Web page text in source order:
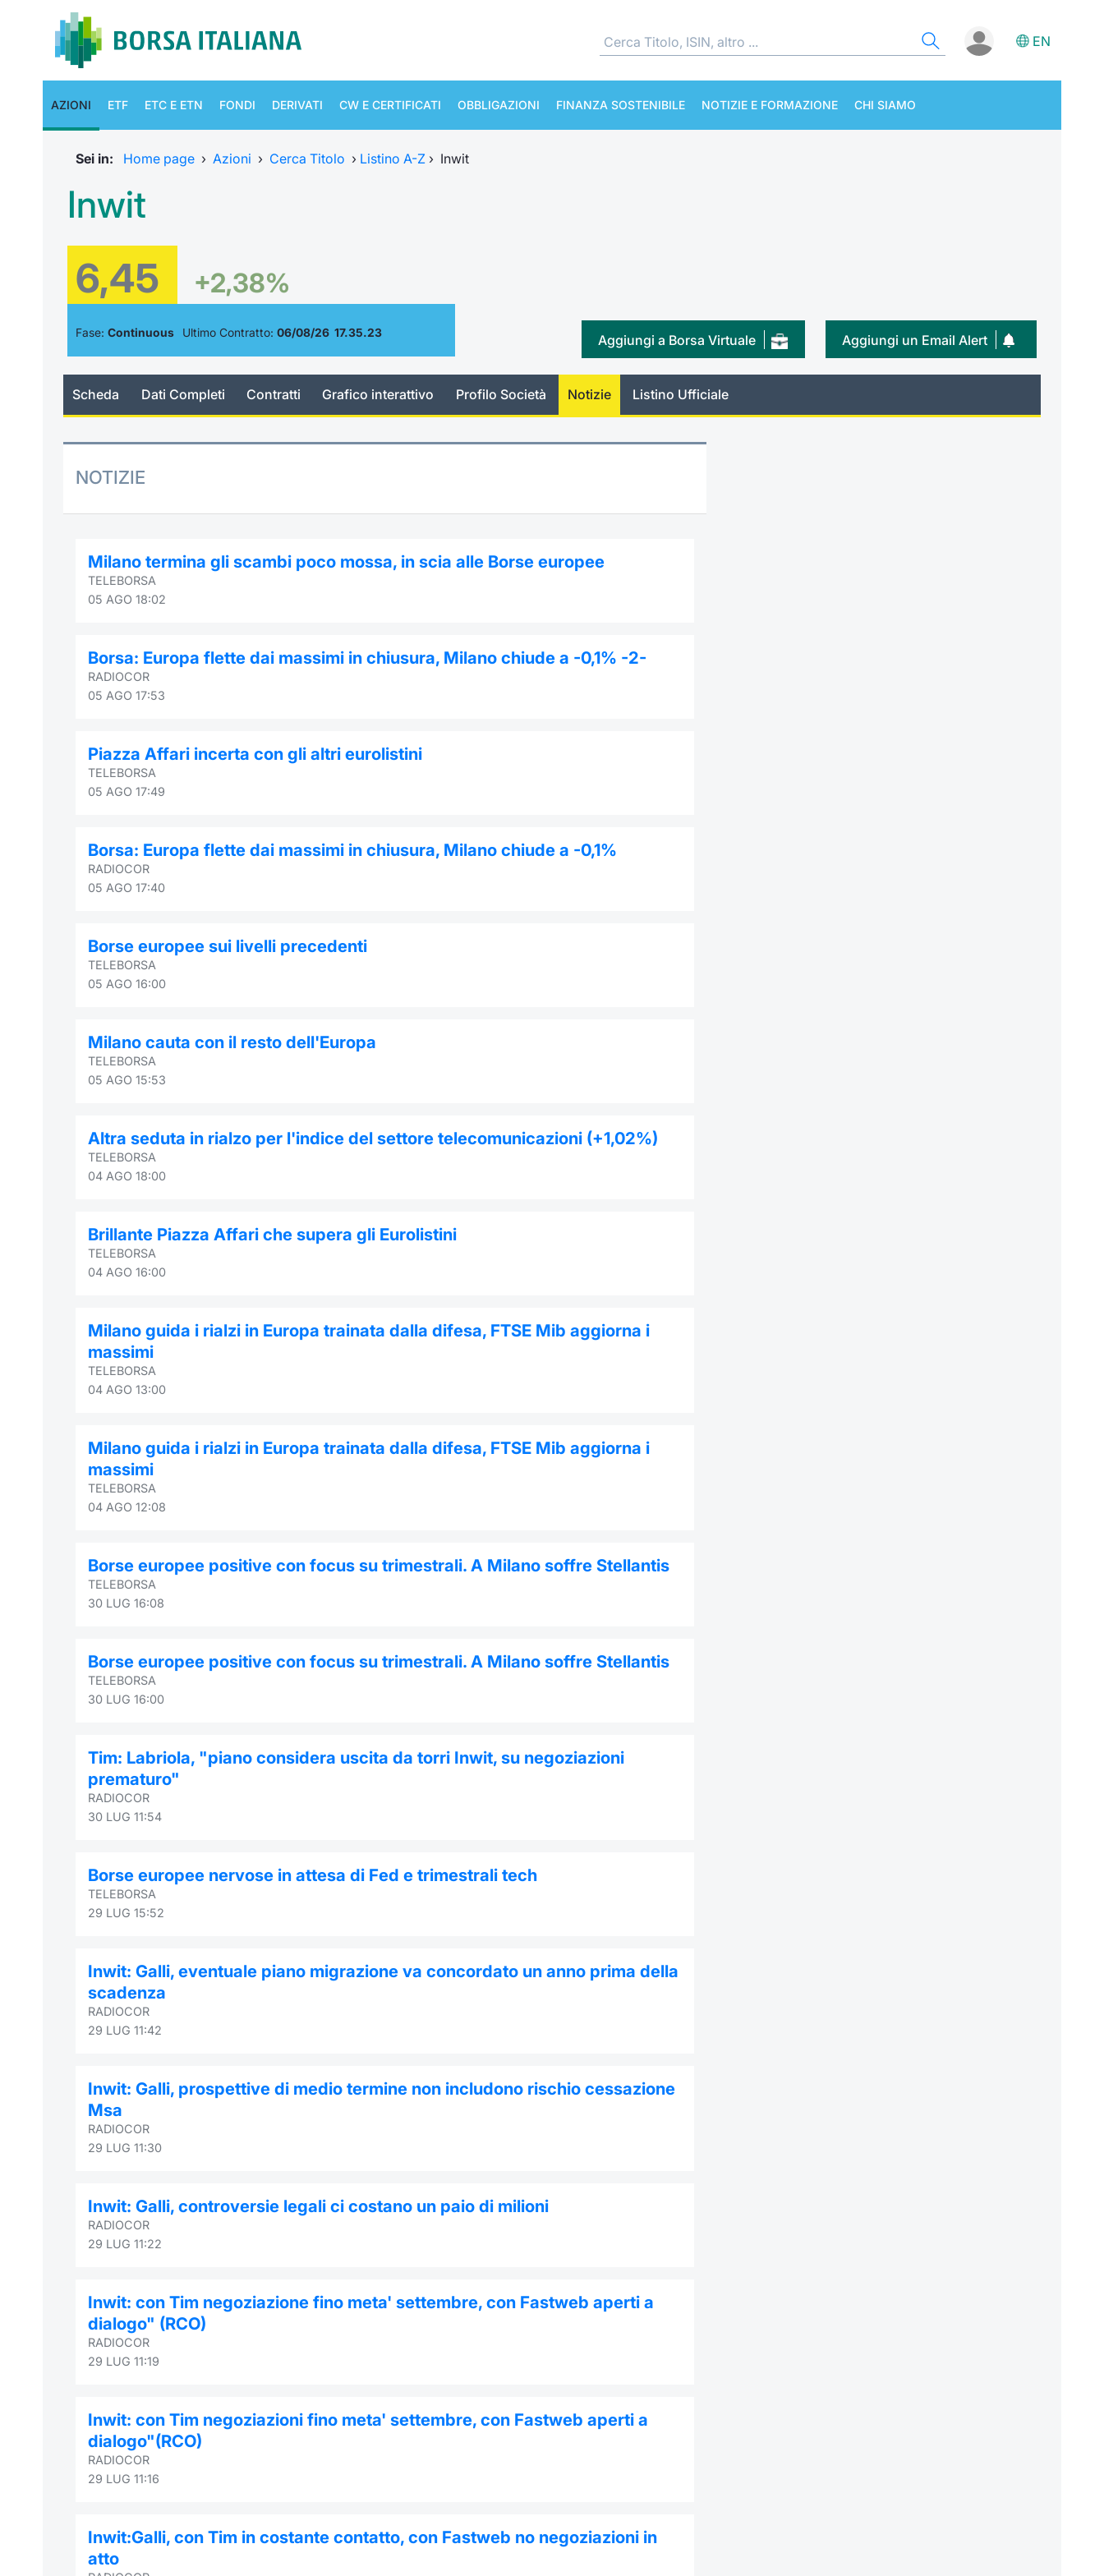
EN
AZIONI ETF ETC E ETN FONDI DERIVATI CW E CERTIFICATI OBBLIGAZIONI FINANZA SOSTENIBILE NOTIZIE E FORMAZIONE CHI SIAMO
Sei in: Home page › Azioni › Cerca Titolo › Listino A-Z › Inwit
Inwit
6,45 +2,38%
Fase: Continuous Ultimo Contratto: 06/08/26 17.35.23 Aggiungi un Email Alert
Aggiungi a Borsa Virtuale
Scheda Dati Completi Contratti Grafico interattivo Profilo Società Notizie Listino Ufficiale
NOTIZIE
Milano termina gli scambi poco mossa, in scia alle Borse europee
TELEBORSA
05 AGO 18:02
Borsa: Europa flette dai massimi in chiusura, Milano chiude a -0,1% -2-
RADIOCOR
05 AGO 17:53
Piazza Affari incerta con gli altri eurolistini
TELEBORSA
05 AGO 17:49
Borsa: Europa flette dai massimi in chiusura, Milano chiude a -0,1%
RADIOCOR
05 AGO 17:40
Borse europee sui livelli precedenti
TELEBORSA
05 AGO 16:00
Milano cauta con il resto dell'Europa
TELEBORSA
05 AGO 15:53
Altra seduta in rialzo per l'indice del settore telecomunicazioni (+1,02%)
TELEBORSA
04 AGO 18:00
Brillante Piazza Affari che supera gli Eurolistini
TELEBORSA
04 AGO 16:00
Milano guida i rialzi in Europa trainata dalla difesa, FTSE Mib aggiorna i
massimi
TELEBORSA
04 AGO 13:00
Milano guida i rialzi in Europa trainata dalla difesa, FTSE Mib aggiorna i
massimi
TELEBORSA
04 AGO 12:08
Borse europee positive con focus su trimestrali. A Milano soffre Stellantis
TELEBORSA
30 LUG 16:08
Borse europee positive con focus su trimestrali. A Milano soffre Stellantis
TELEBORSA
30 LUG 16:00
Tim: Labriola, "piano considera uscita da torri Inwit, su negoziazioni
prematuro"
RADIOCOR
30 LUG 11:54
Borse europee nervose in attesa di Fed e trimestrali tech
TELEBORSA
29 LUG 15:52
Inwit: Galli, eventuale piano migrazione va concordato un anno prima della
scadenza
RADIOCOR
29 LUG 11:42
Inwit: Galli, prospettive di medio termine non includono rischio cessazione
Msa
RADIOCOR
29 LUG 11:30
Inwit: Galli, controversie legali ci costano un paio di milioni
RADIOCOR
29 LUG 11:22
Inwit: con Tim negoziazione fino meta' settembre, con Fastweb aperti a
dialogo" (RCO)
RADIOCOR
29 LUG 11:19
Inwit: con Tim negoziazioni fino meta' settembre, con Fastweb aperti a
dialogo"(RCO)
RADIOCOR
29 LUG 11:16
Inwit:Galli, con Tim in costante contatto, con Fastweb no negoziazioni in
atto